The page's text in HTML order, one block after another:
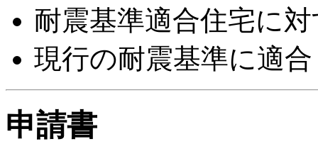
耐震基準適合住宅に
現行の耐震基準に適
申請書